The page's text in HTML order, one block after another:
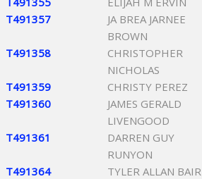
T491357
JA BREA JARNEE
BROWN
T491358
CHRISTOPHER
NICHOLAS
T491359 CHRISTY PEREZ
T491360
JAMES GERALD
LIVENGOOD
T491361
DARREN GUY
RUNYON
T491364 TYLER ALLAN BAIR